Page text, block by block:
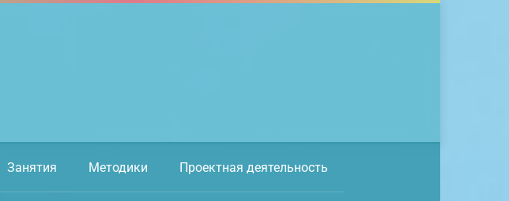
Занятия Методики Проектная деятельность